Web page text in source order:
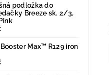
podložka do
Breeze sk. 2/3,
Max™ R129 iron